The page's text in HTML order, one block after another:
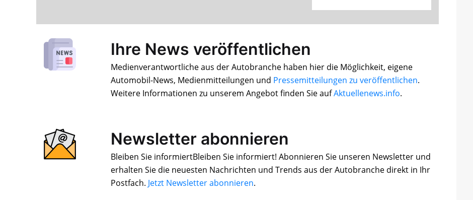
Ihre News veröffentlichen
Medienverantwortliche aus der Autobranche haben hier die Möglichkeit, eigene
Automobil-News, Medienmitteilungen und Pressemitteilungen zu veröffentlichen.
Weitere Informationen zu unserem Angebot finden Sie aufAktuellenews.info.
Newsletter abonnieren
Bleiben Sie informiertBleiben Sie informiert! Abonnieren Sie unseren Newsletter und
erhalten Sie die neuesten Nachrichten und Trends aus der Autobranche direkt in Ihr
Postfach. Jetzt Newsletter abonnieren.